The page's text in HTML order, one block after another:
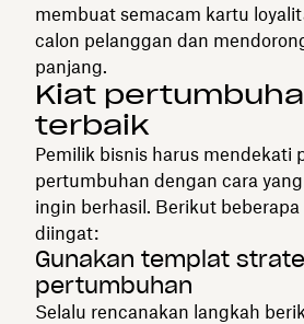
membuat semacam kartu
calon pelanggan dan
panjang.
Kiat
terbaik
Pemilik bisnis harus mendekati
pertumbuhan dengan cara
ingin berhasil. Berikut
diingat:
Gunakan templat
pertumbuhan
Selalu rencanakan langkah